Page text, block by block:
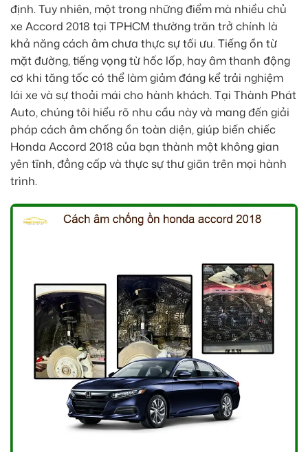
định. Tuy nhiên, một trong những điểm mà nhiều chủ
xe Accord 2018 tại TPHCM thường trăn trở chính là
khả năng cách âm chưa thực sự tối ưu. Tiếng ồn từ
mặt đường, tiếng vọng từ hốc lốp, hay âm thanh động
cơ khi tăng tốc có thể làm giảm đáng kể trải nghiệm
lái xe và sự thoải mái cho hành khách. Tại Thành Phát
Auto, chúng tôi hiểu rõ nhu cầu này và mang đến giải
pháp cách âm chống ồn toàn diện, giúp biến chiếc
Honda Accord 2018 của bạn thành một không gian
yên tĩnh, đẳng cấp và thực sự thư giãn trên mọi hành
trình.